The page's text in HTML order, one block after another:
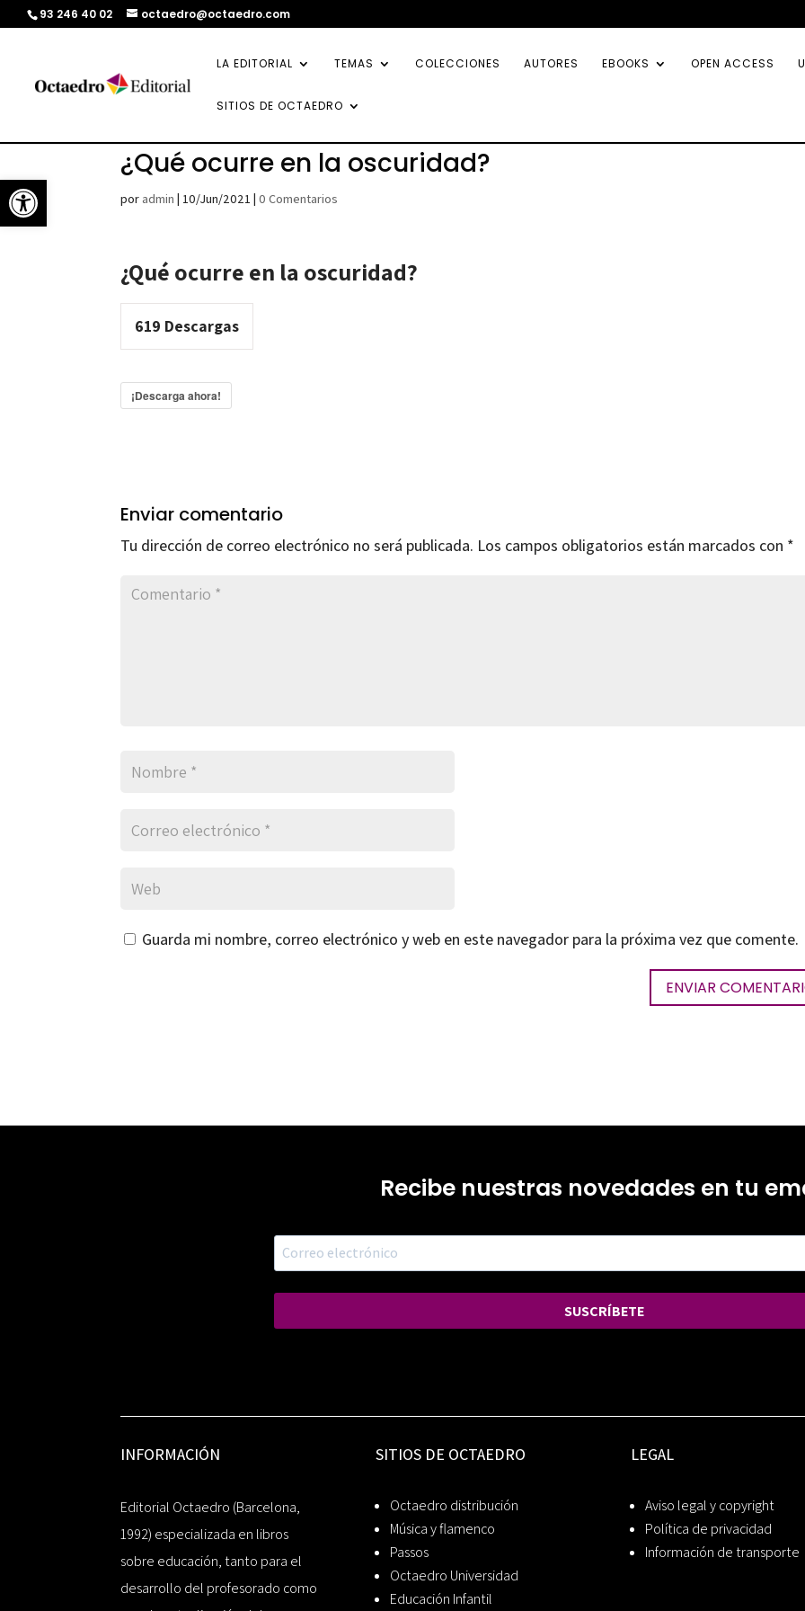
Abrir barra de herramientas
93 246 40 02 octaedro@octaedro.com
LA EDITORIAL TEMAS COLECCIONES AUTORES EBOOKS OPEN ACCESS
SITIOS DE OCTAEDRO
¿Qué ocurre en la oscuridad?
por admin | 10/Jun/2021 |0 Comentarios
¿Qué ocurre en la oscuridad?
619 Descargas
¡Descarga ahora!
Enviar comentario
Tu dirección de correo electrónico no será publicada. Los campos obligatorios están marcados con *
Guarda mi nombre, correo electrónico y web en este navegador para la próxima vez que comente.
Recibe nuestras novedades en tu
SUSCRÍBETE
INFORMACIÓN
Editorial Octaedro (Barcelona,
1992) especializada en libros
sobre educación, tanto para el
desarrollo del profesorado como
SITIOS DE OCTAEDRO
Octaedro distribución
Música y flamenco
Passos
Octaedro Universidad
Educación Infantil
LEGAL
Aviso legal y copyright
Política de privacidad
Información de transporte